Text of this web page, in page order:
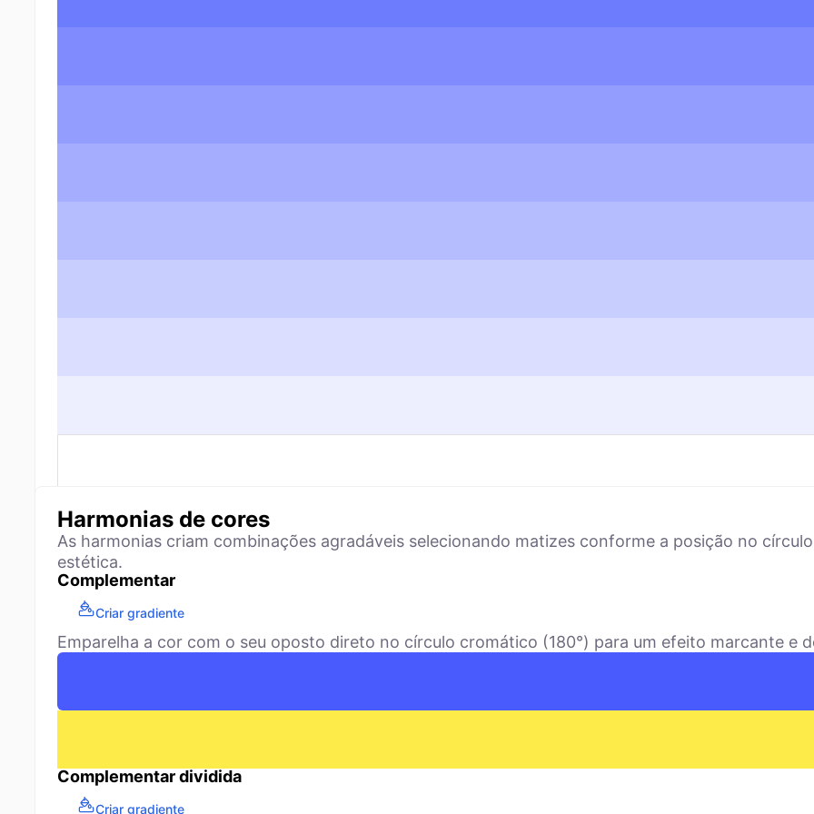
Harmonias de cores
As harmonias criam combinações agradáveis selecionando matizes conforme a posição no
estética.
Complementar
Criar gradiente
Emparelha a cor com o seu oposto direto no círculo cromático (180°) para um efeito marcante e
Complementar dividida
Criar gradiente